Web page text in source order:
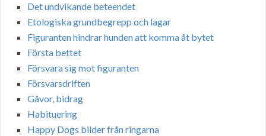
Det undvikande beteendet
Etologiska grundbegrepp och lagar
Figuranten hindrar hunden att komma åt bytet
Första bettet
Försvara sig mot figuranten
Försvarsdriften
Gåvor, bidrag
Habituering
Happy Dogs bilder från ringarna